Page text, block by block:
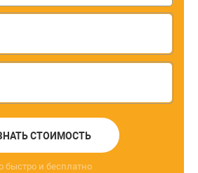
СТОИМОСТЬ
быстро и бесплатно